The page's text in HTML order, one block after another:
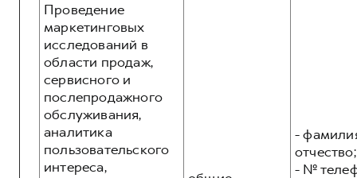
Проведение
маркетинговых
исследований в
области продаж,
сервисного и
послепродажного
обслуживания,
аналитика
пользовательского
интереса,
-
отчество;
- №